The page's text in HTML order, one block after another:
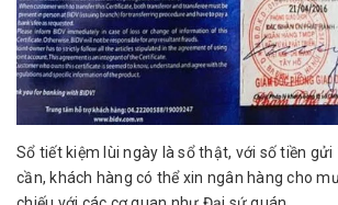
Sổ tiết kiệm lùi ngày là sổ thật, với số tiền gửi
cần, khách hàng có thể xin ngân hàng cho